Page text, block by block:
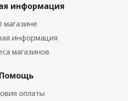
информация
магазине
информация
магазинов
Помощь
оплаты